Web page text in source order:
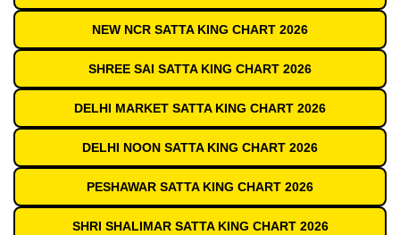
NEW NCR SATTA KING CHART 2026
SHREE SAI SATTA KING CHART 2026
DELHI MARKET SATTA KING CHART 2026
DELHI NOON SATTA KING CHART 2026
PESHAWAR SATTA KING CHART 2026
SHRI SHALIMAR SATTA KING CHART 2026